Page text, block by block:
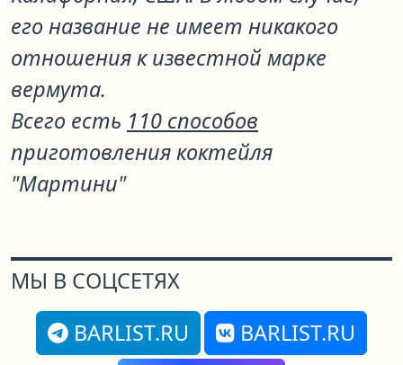
его название не имеет никакого
отношения к известной марке
вермута.
Всего есть 110 способов
приготовления коктейля
"Мартини"
МЫ В СОЦСЕТЯХ
BARLIST.RU
BARLIST.RU